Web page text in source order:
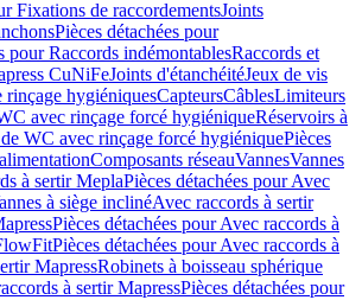
Fixations de raccordementsJoints
Pièces détachées pour
pour Raccords indémontablesRaccords et
CuNiFeJoints d'étanchéitéJeux de vis
rinçage hygiéniquesCapteursCâblesLimiteurs
avec rinçage forcé hygiéniqueRéservoirs à
WC avec rinçage forcé hygiéniquePièces
Composants réseauVannesVannes
à sertir MeplaPièces détachées pour Avec
à siège inclinéAvec raccords à sertir
Pièces détachées pour Avec raccords à
Pièces détachées pour Avec raccords à
MapressRobinets à boisseau sphérique
à sertir MapressPièces détachées pour